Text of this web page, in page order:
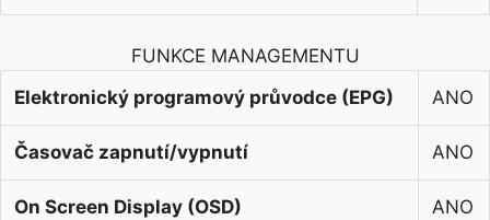
FUNKCE MANAGEMENTU
Elektronický programový průvodce (EPG)
ANO
Časovač zapnutí/vypnutí ANO
On Screen Display (OSD) ANO